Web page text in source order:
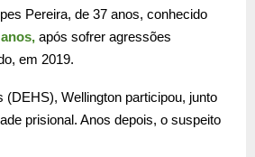
Pereira, de 37 anos, conhecido
após sofrer agressões
em 2019.
Wellington participou, junto
prisional. Anos depois, o suspeito